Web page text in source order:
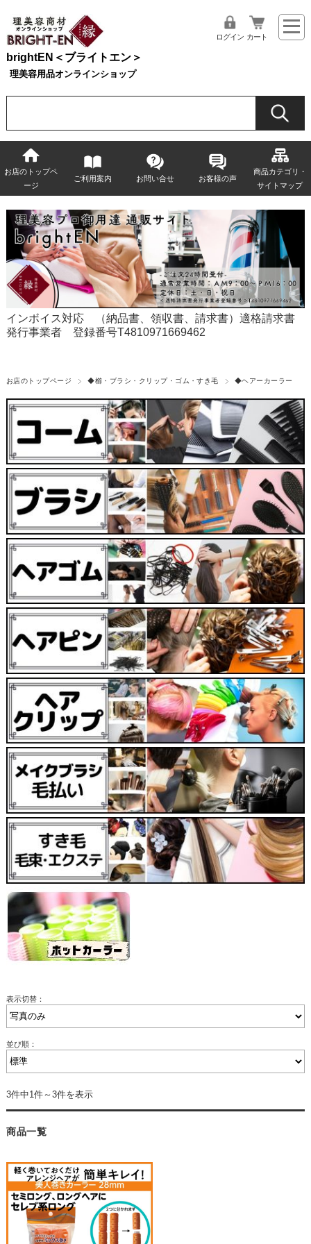
brightEN＜ブライトエン＞
理美容用品オンラインショップ
ログイン カート
お店のトップペ
ージ
ご利用案内 お問い合せ お客様の声
商品カテゴリ・
サイトマップ
インボイス対応 （納品書、領収書、請求書）適格請求書
発行事業者 登録番号T4810971669462
お店のトップページ ◆櫛・ブラシ・クリップ・ゴム・すき毛 ◆ヘアーカーラー
表示切替：
並び順：
3件中1件～3件を表示
商品一覧